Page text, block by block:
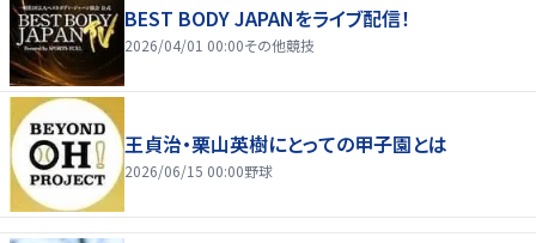
BEST BODY JAPANをライブ配信！
2026/04/01 00:00その他競技
王貞治・栗山英樹にとっての甲子園とは
2026/06/15 00:00野球